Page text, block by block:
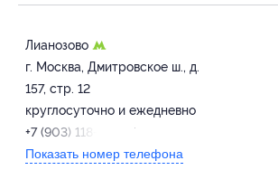
Лианозово
г. Москва, Дмитровское ш., д.
157, стр. 12
круглосуточно и ежедневно
+7 (903) 118-00-77
Показать номер телефона